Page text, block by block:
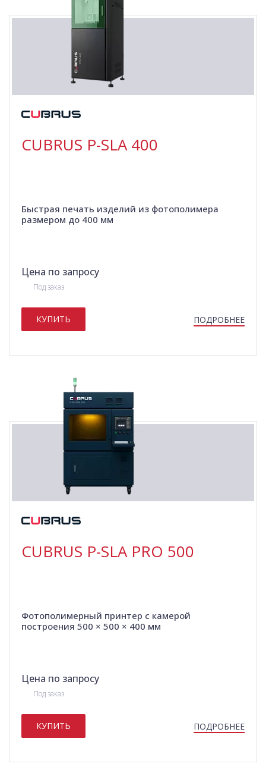
CUBRUS P-SLA 400
Быстрая печать изделий из фотополимера
размером до 400 мм
Цена по запросу
Под заказ
КУПИТЬ ПОДРОБНЕЕ
CUBRUS P-SLA PRO 500
Фотополимерный принтер с камерой
построения 500 × 500 × 400 мм
Цена по запросу
Под заказ
КУПИТЬ ПОДРОБНЕЕ